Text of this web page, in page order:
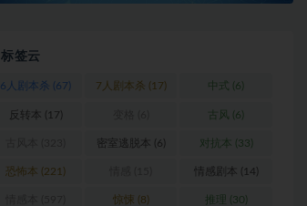
标签云
6人剧本杀 (67) 7人剧本杀 (17) 中式 (6)
反转本 (17) 古风 (6)
密室逃脱本 (6) 对抗本 (33)
恐怖本 (221) 情感剧本 (14)
惊悚 (8) 推理 (30)